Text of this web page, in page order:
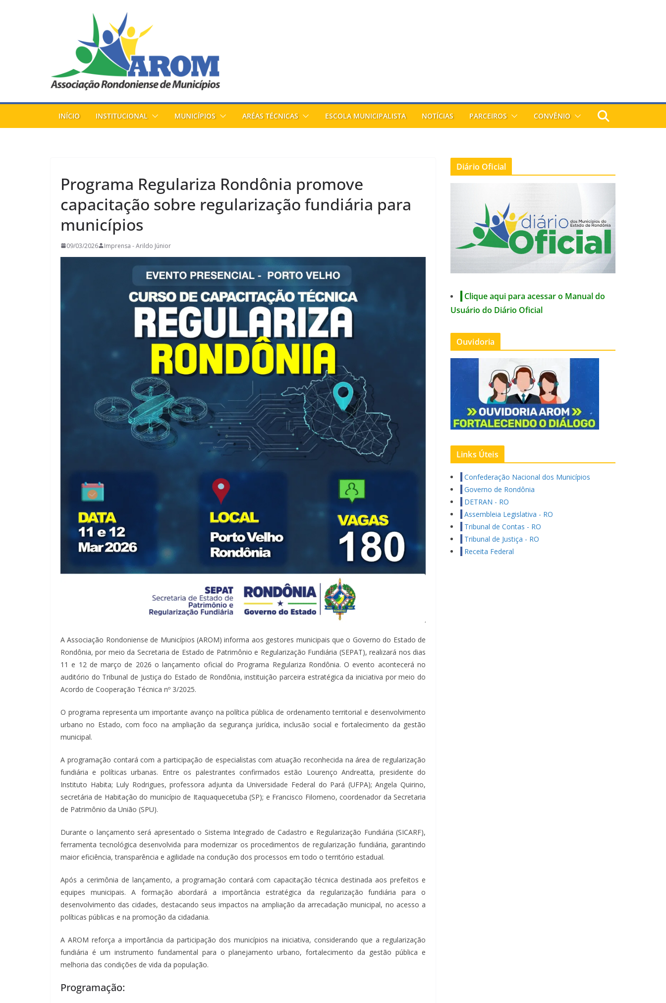
INÍCIO INSTITUCIONAL MUNICÍPIOS ARÉAS TÉCNICAS ESCOLA MUNICIPALISTA NOTÍCIAS PARCEIROS CONVÊNIO
Programa Regulariza Rondônia promove
capacitação sobre regularização fundiária para
municípios
09/03/2026 Imprensa - Arildo Júnior
A Associação Rondoniense de Municípios (AROM) informa aos gestores municipais que o Governo do Estado de
Rondônia, por meio da Secretaria de Estado de Patrimônio e Regularização Fundiária (SEPAT), realizará nos dias
11 e 12 de março de 2026 o lançamento oficial do Programa Regulariza Rondônia. O evento acontecerá no
auditório do Tribunal de Justiça do Estado de Rondônia, instituição parceira estratégica da iniciativa por meio do
Acordo de Cooperação Técnica nº 3/2025.
O programa representa um importante avanço na política pública de ordenamento territorial e desenvolvimento
urbano no Estado, com foco na ampliação da segurança jurídica, inclusão social e fortalecimento da gestão
municipal.
A programação contará com a participação de especialistas com atuação reconhecida na área de regularização
fundiária e políticas urbanas. Entre os palestrantes confirmados estão Lourenço Andreatta, presidente do
Instituto Habita; Luly Rodrigues, professora adjunta da Universidade Federal do Pará (UFPA); Angela Quirino,
secretária de Habitação do município de Itaquaquecetuba (SP); e Francisco Filomeno, coordenador da Secretaria
de Patrimônio da União (SPU).
Durante o lançamento será apresentado o Sistema Integrado de Cadastro e Regularização Fundiária (SICARF),
ferramenta tecnológica desenvolvida para modernizar os procedimentos de regularização fundiária, garantindo
maior eficiência, transparência e agilidade na condução dos processos em todo o território estadual.
Após a cerimônia de lançamento, a programação contará com capacitação técnica destinada aos prefeitos e
equipes municipais. A formação abordará a importância estratégica da regularização fundiária para o
desenvolvimento das cidades, destacando seus impactos na ampliação da arrecadação municipal, no acesso a
políticas públicas e na promoção da cidadania.
A AROM reforça a importância da participação dos municípios na iniciativa, considerando que a regularização
fundiária é um instrumento fundamental para o planejamento urbano, fortalecimento da gestão pública e
melhoria das condições de vida da população.
Programação:
Diário Oficial
Clique aqui para acessar o Manual do
Usuário do Diário Oficial
Ouvidoria
Links Úteis
Confederação Nacional dos Municípios
Governo de Rondônia
DETRAN - RO
Assembleia Legislativa - RO
Tribunal de Contas - RO
Tribunal de Justiça - RO
Receita Federal